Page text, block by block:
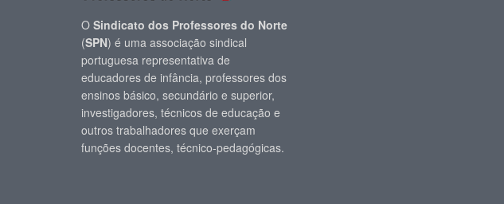
O Sindicato dos Professores do Norte
(SPN) é uma associação sindical
portuguesa representativa de
educadores de infância, professores dos
ensinos básico, secundário e superior,
investigadores, técnicos de educação e
outros trabalhadores que exerçam
funções docentes, técnico-pedagógicas.